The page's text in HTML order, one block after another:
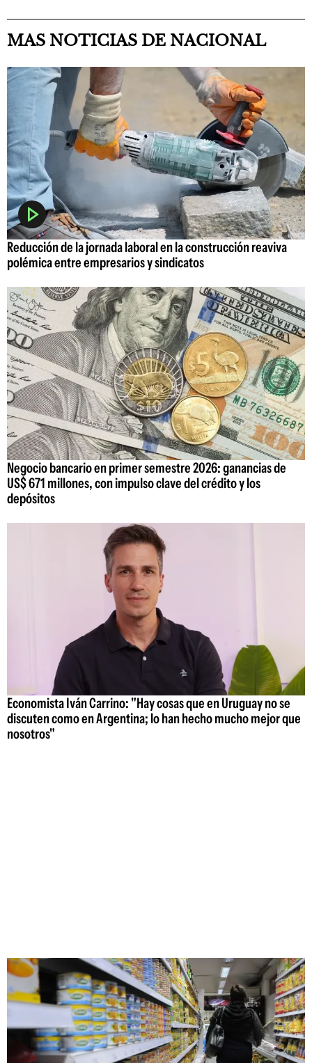
MAS NOTICIAS DE NACIONAL
Reducción de la jornada laboral en la construcción reaviva
polémica entre empresarios y sindicatos
Negocio bancario en primer semestre 2026: ganancias de
US$ 671 millones, con impulso clave del crédito y los
depósitos
Economista Iván Carrino: "Hay cosas que en Uruguay no se
discuten como en Argentina; lo han hecho mucho mejor que
nosotros"